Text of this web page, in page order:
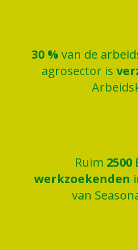
30 % van de
agrosector is
Ruim 2500
werkzoekenden
van